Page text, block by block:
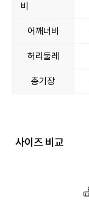
비
어깨너비
허리둘레
총기장
사이즈 비교